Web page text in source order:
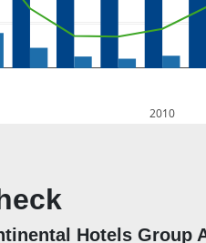
2010
Hotels Group